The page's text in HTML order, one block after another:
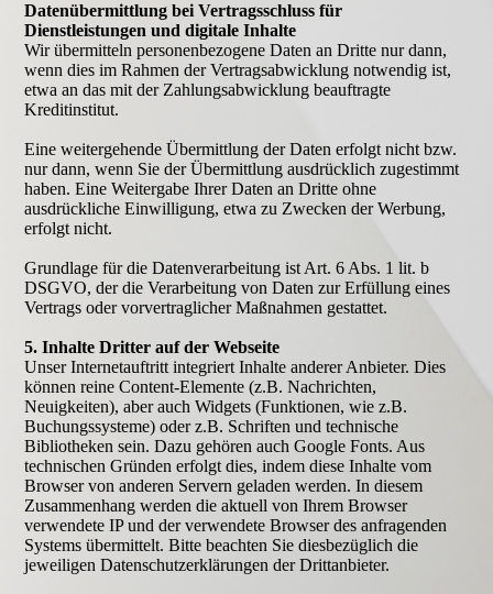
Datenübermittlung bei Vertragsschluss für
Dienstleistungen und digitale Inhalte
Wir übermitteln personenbezogene Daten an Dritte nur dann,
wenn dies im Rahmen der Vertragsabwicklung notwendig ist,
etwa an das mit der Zahlungsabwicklung beauftragte
Kreditinstitut.
Eine weitergehende Übermittlung der Daten erfolgt nicht bzw.
nur dann, wenn Sie der Übermittlung ausdrücklich zugestimmt
haben. Eine Weitergabe Ihrer Daten an Dritte ohne
ausdrückliche Einwilligung, etwa zu Zwecken der Werbung,
erfolgt nicht.
Grundlage für die Datenverarbeitung ist Art. 6 Abs. 1 lit. b
DSGVO, der die Verarbeitung von Daten zur Erfüllung eines
Vertrags oder vorvertraglicher Maßnahmen gestattet.
5. Inhalte Dritter auf der Webseite
Unser Internetauftritt integriert Inhalte anderer Anbieter. Dies
können reine Content-Elemente (z.B. Nachrichten,
Neuigkeiten), aber auch Widgets (Funktionen, wie z.B.
Buchungssysteme) oder z.B. Schriften und technische
Bibliotheken sein. Dazu gehören auch Google Fonts. Aus
technischen Gründen erfolgt dies, indem diese Inhalte vom
Browser von anderen Servern geladen werden. In diesem
Zusammenhang werden die aktuell von Ihrem Browser
verwendete IP und der verwendete Browser des anfragenden
Systems übermittelt. Bitte beachten Sie diesbezüglich die
jeweiligen Datenschutzerklärungen der Drittanbieter.